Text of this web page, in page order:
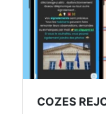
COZES